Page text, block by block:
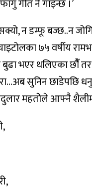
गीत नै गाइन्छ ।’
न डम्फू बज्छ..न
७५ वर्षीय
भएर थलिएका छौंँ
सुनिन छाडेपछि
महतोेले आफ्नै